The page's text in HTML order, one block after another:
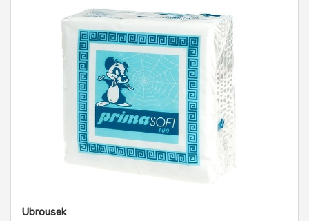
Ubrousek